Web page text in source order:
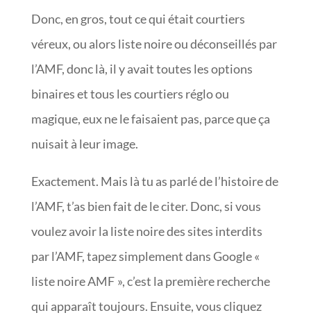
Donc, en gros, tout ce qui était courtiers
véreux, ou alors liste noire ou déconseillés par
l’AMF, donc là, il y avait toutes les options
binaires et tous les courtiers réglo ou
magique, eux ne le faisaient pas, parce que ça
nuisait à leur image.
Exactement. Mais là tu as parlé de l’histoire de
l’AMF, t’as bien fait de le citer. Donc, si vous
voulez avoir la liste noire des sites interdits
par l’AMF, tapez simplement dans Google «
liste noire AMF », c’est la première recherche
qui apparaît toujours. Ensuite, vous cliquez